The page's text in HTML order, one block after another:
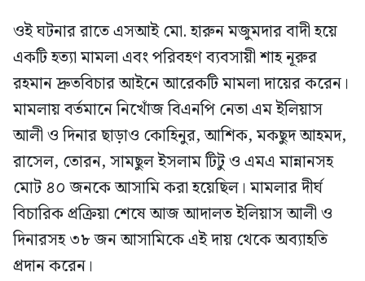
ওই ঘটনার রাতে এসআই মো. হারুন মজুমদার বাদী হয়ে
একটি হত্যা মামলা এবং পরিবহণ ব্যবসায়ী শাহ নূরুর
রহমান দ্রুতবিচার আইনে আরেকটি মামলা দায়ের করেন।
মামলায় বর্তমানে নিখোঁজ বিএনপি নেতা এম ইলিয়াস
আলী ও দিনার ছাড়াও কোহিনুর, আশিক, মকছুদ আহমদ,
রাসেল, তোরন, সামছুল ইসলাম টিটু ও এমএ মান্নানসহ
মোট ৪০ জনকে আসামি করা হয়েছিল। মামলার দীর্ঘ
বিচারিক প্রক্রিয়া শেষে আজ আদালত ইলিয়াস আলী ও
দিনারসহ ৩৮ জন আসামিকে এই দায় থেকে অব্যাহতি
প্রদান করেন।